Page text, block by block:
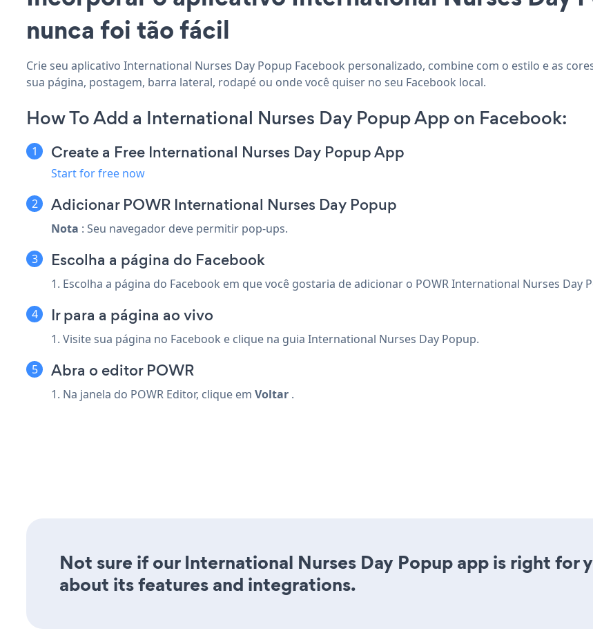
nunca foi tão fácil
Crie seu aplicativo International Nurses Day Popup Facebook personalizado, combine com o estilo e as
sua página, postagem, barra lateral, rodapé ou onde você quiser no seu Facebook local.
How To Add a International Nurses Day Popup App on Facebook:
Create a Free International Nurses Day Popup App
Start for free now
Adicionar POWR International Nurses Day Popup
Nota : Seu navegador deve permitir pop-ups.
Escolha a página do Facebook
1. Escolha a página do Facebook em que você gostaria de adicionar o POWR International Nurses Day
Ir para a página ao vivo
1. Visite sua página no Facebook e clique na guia International Nurses Day Popup.
Abra o editor POWR
1. Na janela do POWR Editor, clique em Voltar .
Not sure if our International Nurses Day Popup app is right for
about its features and integrations.